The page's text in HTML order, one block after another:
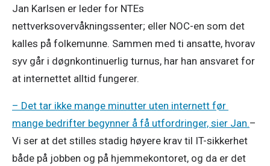
Jan Karlsen er leder for NTEs
nettverksovervåkningssenter; eller NOC-en som det
kalles på folkemunne. Sammen med ti ansatte, hvorav
syv går i døgnkontinuerlig turnus, har han ansvaret for
at internettet alltid fungerer.
– Det tar ikke mange minutter uten internett før
mange bedrifter begynner å få utfordringer, sier Jan.–
Vi ser at det stilles stadig høyere krav til IT-sikkerhet
både på jobben og på hjemmekontoret, og da er det